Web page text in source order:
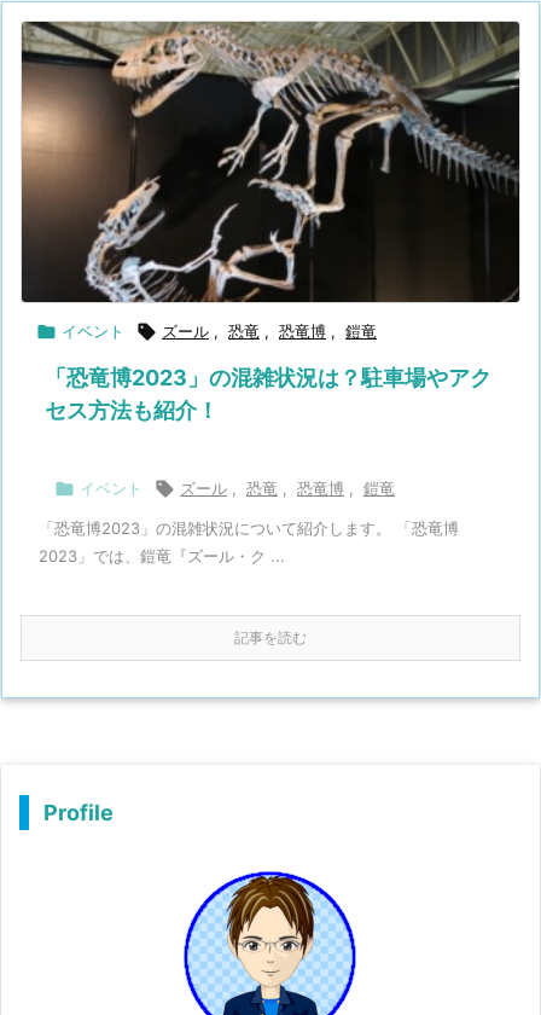
 イベント  ズール , 恐竜 , 恐竜博 , 鎧竜
「恐竜博2023」の混雑状況は？駐車場やアク
セス方法も紹介！
 イベント  ズール 恐竜 恐竜博 鎧竜
「恐竜博2023」の混雑状況について紹介します。 「恐竜博
2023」では、鎧竜『ズール・ク ...
記事を読む
Profile